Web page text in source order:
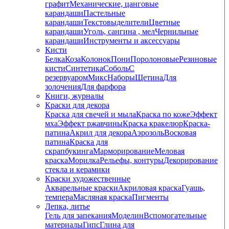
графитМеханические, цанговые
карандашиПастельные
карандашиТекстовыделителиЦветные
карандашиУголь, сангина , мелЧернильные
карандашиИнструменты и аксессуары
Кисти
БелкаКозаКолонокПониПоролоновыеРезиновые
кистиСинтетикаСобольС
резервуаромМиксНаборыЩетинаДля
золоченияДля фарфора
Книги, журналы
Краски для декора
Краска для свечей и мылаКраска по кожеЭффект
мхаЭффект ржавчиныКраска кракелюрКраска-
патинаАкрил для декораАэрозольВосковая
патинаКраска для
скрапбукингаМарморированиеМеловая
краскаМорилкаРельефы, контурыДекорирование
стекла и керамики
Краски художественные
Акварельные краскиАкриловая краскаГуашь,
темпераМасляная краскаПигменты
Лепка, литье
Гель для запеканияМоделинВспомогательные
материалыГипсГлина для